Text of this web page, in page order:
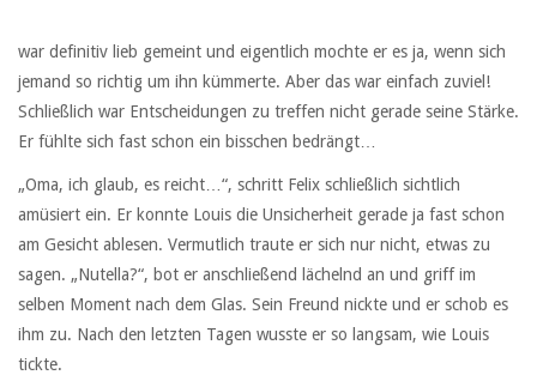
war definitiv lieb gemeint und eigentlich mochte er es ja, wenn sich
jemand so richtig um ihn kümmerte. Aber das war einfach zuviel!
Schließlich war Entscheidungen zu treffen nicht gerade seine Stärke.
Er fühlte sich fast schon ein bisschen bedrängt…
„Oma, ich glaub, es reicht…“, schritt Felix schließlich sichtlich
amüsiert ein. Er konnte Louis die Unsicherheit gerade ja fast schon
am Gesicht ablesen. Vermutlich traute er sich nur nicht, etwas zu
sagen. „Nutella?“, bot er anschließend lächelnd an und griff im
selben Moment nach dem Glas. Sein Freund nickte und er schob es
ihm zu. Nach den letzten Tagen wusste er so langsam, wie Louis
tickte.